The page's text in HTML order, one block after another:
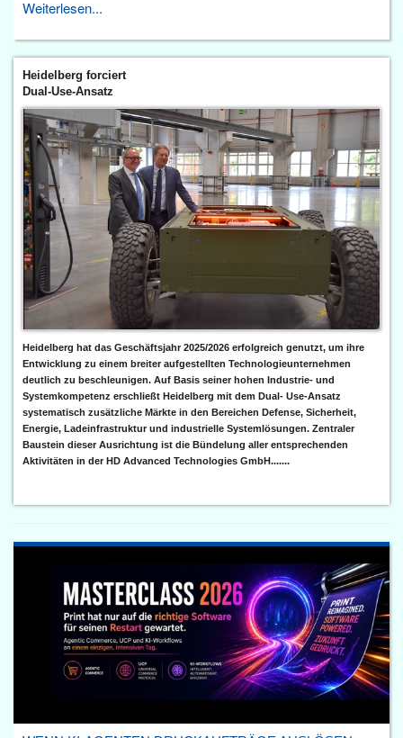
Weiterlesen...
Heidelberg forciert
Dual-Use-Ansatz
Heidelberg hat das Geschäftsjahr 2025/2026 erfolgreich genutzt, um ihre
Entwicklung zu einem breiter aufgestellten Technologieunternehmen
deutlich zu beschleunigen. Auf Basis seiner hohen Industrie- und
Systemkompetenz erschließt Heidelberg mit dem Dual- Use-Ansatz
systematisch zusätzliche Märkte in den Bereichen Defense, Sicherheit,
Energie, Ladeinfrastruktur und industrielle Systemlösungen. Zentraler
Baustein dieser Ausrichtung ist die Bündelung aller entsprechenden
Aktivitäten in der HD Advanced Technologies GmbH.......